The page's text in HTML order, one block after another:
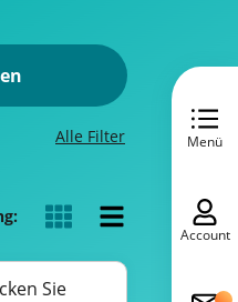
Alle Filter
Sie
Menü
Account